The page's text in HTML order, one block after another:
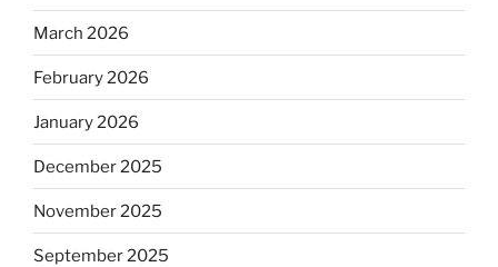
March 2026
February 2026
January 2026
December 2025
November 2025
September 2025